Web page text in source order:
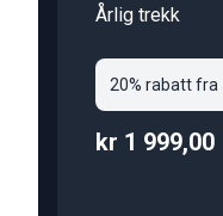
Årlig trekk
20% rabatt fra
kr 1 999,00